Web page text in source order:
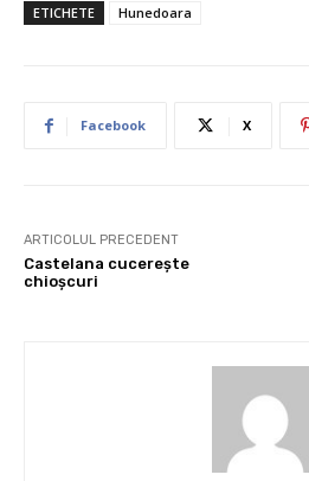
ETICHETE Hunedoara
Facebook X
ARTICOLUL PRECEDENT
Castelana cucereşte
chioşcuri